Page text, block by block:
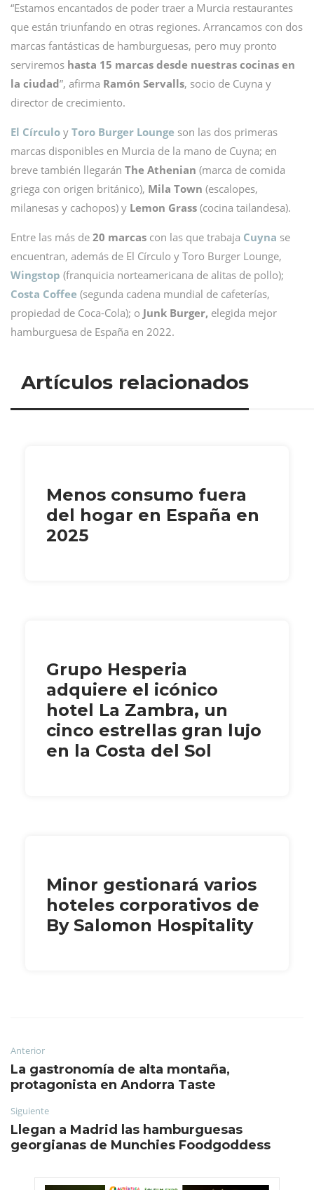
“Estamos encantados de poder traer a Murcia restaurantes
que están triunfando en otras regiones. Arrancamos con dos
marcas fantásticas de hamburguesas, pero muy pronto
serviremos hasta 15 marcas desde nuestras cocinas en
la ciudad”, afirma Ramón Servalls, socio de Cuyna y
director de crecimiento.
El Círculo y Toro Burger Lounge son las dos primeras
marcas disponibles en Murcia de la mano de Cuyna; en
breve también llegarán The Athenian (marca de comida
griega con origen británico), Mila Town (escalopes,
milanesas y cachopos) y Lemon Grass (cocina tailandesa).
Entre las más de 20 marcas con las que trabaja Cuyna se
encuentran, además de El Círculo y Toro Burger Lounge,
Wingstop (franquicia norteamericana de alitas de pollo);
Costa Coffee (segunda cadena mundial de cafeterías,
propiedad de Coca-Cola); o Junk Burger, elegida mejor
hamburguesa de España en 2022.
Artículos relacionados
Menos consumo fuera
del hogar en España en
2025
Grupo Hesperia
adquiere el icónico
hotel La Zambra, un
cinco estrellas gran lujo
en la Costa del Sol
Minor gestionará varios
hoteles corporativos de
By Salomon Hospitality
Anterior
La gastronomía de alta montaña,
protagonista en Andorra Taste
Siguiente
Llegan a Madrid las hamburguesas
georgianas de Munchies Foodgoddess